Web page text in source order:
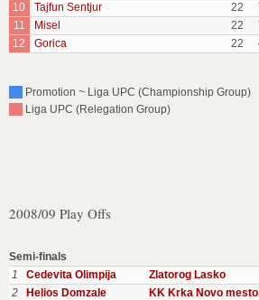
10
Tajfun Sentjur 22
11
Misel 22
12
Gorica 22
Promotion ~ Liga UPC (Championship Group)
Liga UPC (Relegation Group)
2008/09 Play Offs
Semi-finals
1
Cedevita Olimpija Zlatorog Lasko
2
Helios Domzale KK Krka Novo mesto